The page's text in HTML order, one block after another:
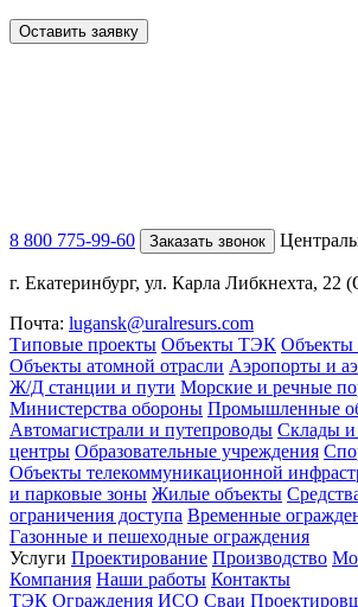
Оставить заявку
8 800 775-99-60 Заказать звонок
г. Екатеринбург, ул. Карла Либкнехта, 22
Почта: lugansk@uralresurs.com
Типовые проекты Объекты ТЭК Объекты
Объекты атомной отрасли Аэропорты и
Ж/Д станции и пути Морские и речные
Министерства обороны Промышленные
Автомагистрали и путепроводы Склады и
центры Образовательные учреждения
Объекты телекоммуникационной
и парковые зоны Жилые объекты
ограничения доступа Временные
Газонные и пешеходные ограждения
Услуги Проектирование Производство
Компания Наши работы Контакты
ТЭК Ограждения ИСО Сваи